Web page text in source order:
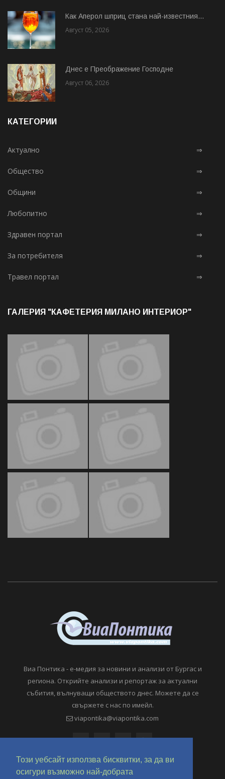
Този уебсайт използва бисквитки, за да ви
осигури възможно най-добрата
Как Аперол шприц стана най-известния...
Август 05, 2026
Днес е Преображение Господне
Август 06, 2026
КАТЕГОРИИ
Актуално ⇒
Общество ⇒
Общини ⇒
Любопитно ⇒
Здравен портал ⇒
За потребителя ⇒
Травел портал ⇒
ГАЛЕРИЯ "КАФЕТЕРИЯ МИЛАНО ИНТЕРИОР"
Виа Понтика - е-медия за новини и анализи от Бургас и
региона. Открийте анализи и репортаж за актуални
събития, вълнуващи обществото днес. Можете да се
свържете с нас по имейл.
viapontika@viapontika.com